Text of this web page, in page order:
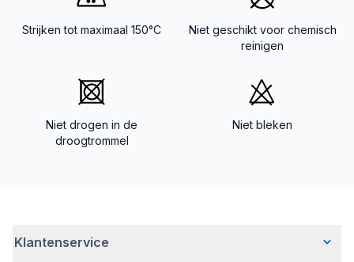
Strijken tot maximaal 150°C
Niet geschikt voor chemisch
reinigen
Niet drogen in de
droogtrommel
Niet bleken
Klantenservice